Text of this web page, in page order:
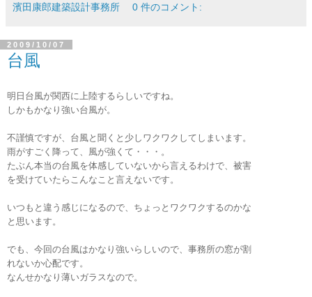
濱田康郎建築設計事務所 0 件のコメント:
2009/10/07
台風
明日台風が関西に上陸するらしいですね。
しかもかなり強い台風が。
不謹慎ですが、台風と聞くと少しワクワクしてしまいます。
雨がすごく降って、風が強くて・・・。
たぶん本当の台風を体感していないから言えるわけで、被害
を受けていたらこんなこと言えないです。
いつもと違う感じになるので、ちょっとワクワクするのかな
と思います。
でも、今回の台風はかなり強いらしいので、事務所の窓が割
れないか心配です。
なんせかなり薄いガラスなので。